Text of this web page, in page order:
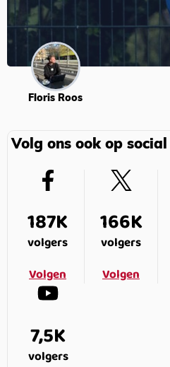
Floris Roos
Volg ons ook op social
187K
volgers
Volgen
166K
volgers
Volgen
7,5K
volgers